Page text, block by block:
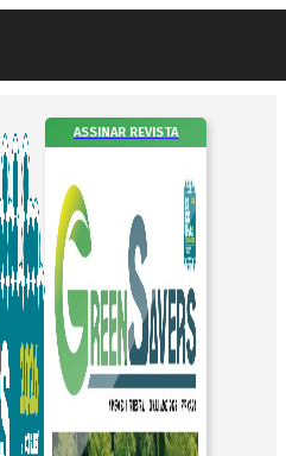
ASSINAR REVISTA